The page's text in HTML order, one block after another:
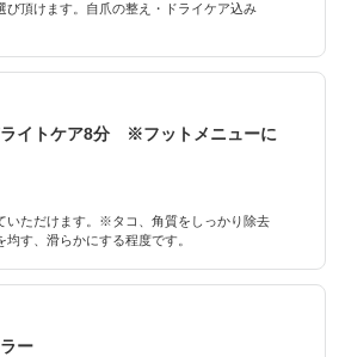
び頂けます。自爪の整え・ドライケア込み
ライトケア8分 ※フットメニューに
いただけます。※タコ、角質をしっかり除去
す、滑らかにする程度です。
ー